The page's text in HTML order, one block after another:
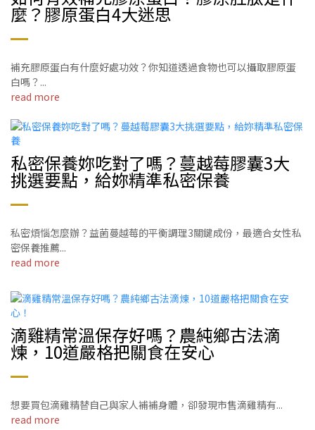
麼？膠原蛋白4大迷思
補充膠原蛋白有什麼好處功效？你知道透過食物也可以攝取膠原蛋
白嗎？...
read more
私密保養妳吃對了嗎？蔓越莓膠囊3大
挑選要點，給妳精準私密保養
私密煩惱怎麼辦？益菌蔓越莓的平衡調理3關鍵成份，最適合女性私
密保養推薦...
read more
滴雞精常溫保存好嗎？農純鄉古法滴
煉，10道嚴格把關食在安心
想要買包滴雞精替自己與家人補補身體，卻發現市售滴雞精有...
read more